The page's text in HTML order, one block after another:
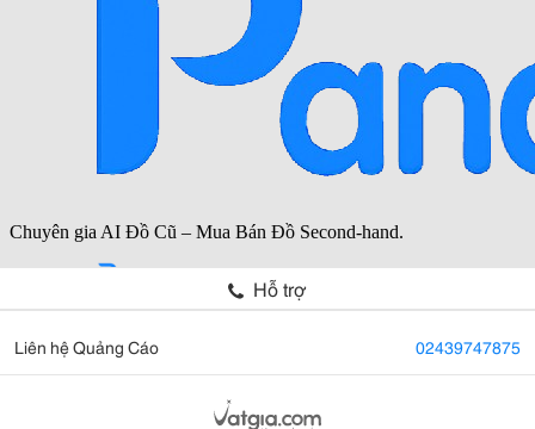
Hỗ trợ
Liên hệ Quảng Cáo 02439747875